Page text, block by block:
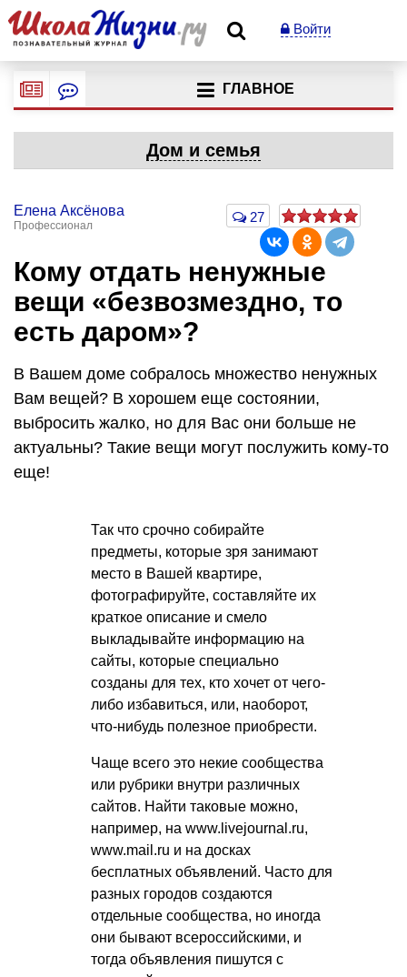
Войти
ГЛАВНОЕ
Дом и семья
Елена Аксёнова
Профессионал
27
Кому отдать ненужные
вещи «безвозмездно, то
есть даром»?
В Вашем доме собралось множество ненужных
Вам вещей? В хорошем еще состоянии,
выбросить жалко, но для Вас они больше не
актуальны? Такие вещи могут послужить кому-то
еще!
Так что срочно собирайте
предметы, которые зря занимают
место в Вашей квартире,
фотографируйте, составляйте их
краткое описание и смело
выкладывайте информацию на
сайты, которые специально
созданы для тех, кто хочет от чего-
либо избавиться, или, наоборот,
что-нибудь полезное приобрести.
Чаще всего это некие сообщества
или рубрики внутри различных
сайтов. Найти таковые можно,
например, на www.livejournal.ru,
www.mail.ru и на досках
бесплатных объявлений. Часто для
разных городов создаются
отдельные сообщества, но иногда
они бывают всероссийскими, и
тогда объявления пишутся с